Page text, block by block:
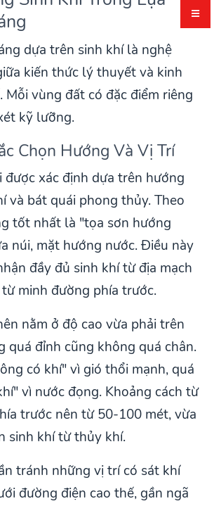
dựa trên sinh khí là nghệ
kiến thức lý thuyết và kinh
Mỗi vùng đất có đặc điểm riêng
kỹ lưỡng.
Chọn Hướng Và Vị Trí
được xác định dựa trên hướng
và bát quái phong thủy. Theo
tốt nhất là "tọa sơn hướng
núi, mặt hướng nước. Điều này
đầy đủ sinh khí từ địa mạch
minh đường phía trước.
nằm ở độ cao vừa phải trên
quá đỉnh cũng không quá chân.
có khí" vì gió thổi mạnh, quá
vì nước đọng. Khoảng cách từ
trước nên từ 50-100 mét, vừa
sinh khí từ thủy khí.
tránh những vị trí có sát khí
đường điện cao thế, gần ngã